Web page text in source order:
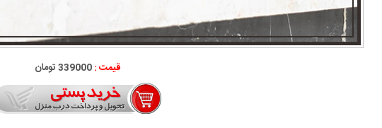
قیمت :339000 تومان